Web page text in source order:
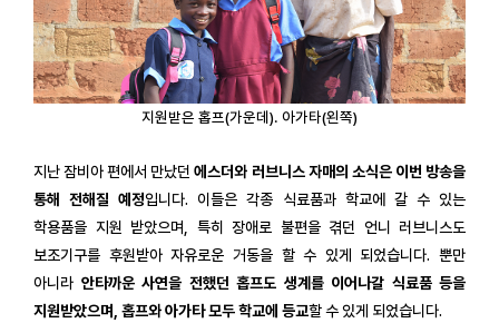
지원받은 홉프(가운데). 아가타(왼쪽)
지난 잠비아 편에서 만났던에스더와 러브니스 자매의 소식은 이번 방송을
통해 전해질 예정입니다. 이들은 각종 식료품과 학교에 갈 수 있는
학용품을 지원 받았으며, 특히 장애로 불편을 겪던 언니 러브니스도
보조기구를 후원받아 자유로운 거동을 할 수 있게 되었습니다. 뿐만
아니라 안타까운 사연을 전했던 홉프도 생계를 이어나갈 식료품 등을
지원받았으며, 홉프와 아가타 모두 학교에 등교할 수 있게 되었습니다.